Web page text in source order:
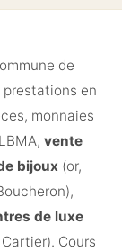
de
prestations en
monnaies
vente
bijoux (or,
de luxe
Cours